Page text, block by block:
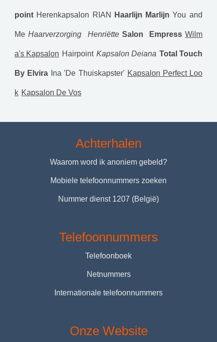
point Herenkapsalon RIAN Haarlijn Marlijn You and
Me Haarverzorging Henriëtte Salon Empress Wilm
a's Kapsalon Hairpoint Kapsalon Deiana Total Touch
By Elvira Ina 'De Thuiskapster' Kapsalon Perfect Loo
k Kapsalon De Vos
Achterhalen
Waarom word ik anoniem gebeld?
Mobiele telefoonnummers zoeken
Nummer dienst 1207 (België)
Telefoonnummers
Telefoonboek
Netnummers
Internationale telefoonnummers
Onze Website